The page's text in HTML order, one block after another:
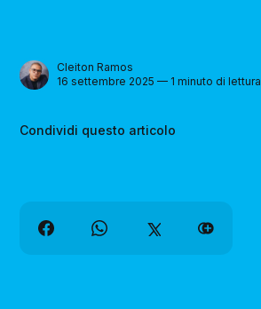
Cleiton Ramos
16 settembre 2025 — 1 minuto di lettura
Condividi questo articolo